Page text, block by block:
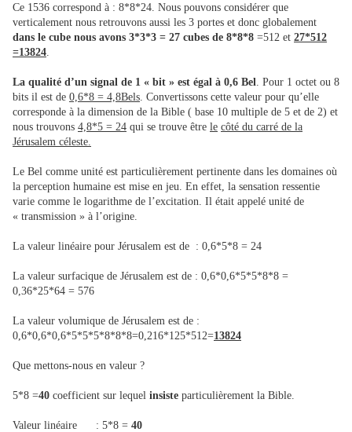
Ce 1536 correspond à : 8*8*24. Nous pouvons considérer que
verticalement nous retrouvons aussi les 3 portes et donc globalement
dans le cube nous avons 3*3*3 = 27 cubes de 8*8*8 =512 et 27*512
=13824
La qualité d’un signal de 1 « bit » est égal à 0,6 Bel . Pour 1 octet ou 8
bits il est de 0,6*8 = 4,8Bels . Convertissons cette valeur pour qu’elle
corresponde à la dimension de la Bible ( base 10 multiple de 5 et de 2) et
nous trouvons 4,8*5 = 24 qui se trouve être le côté du carré de la
Jérusalem céleste.
Le Bel comme unité est particulièrement pertinente dans les domaines où
la perception humaine est mise en jeu. En effet, la sensation ressentie
varie comme le logarithme de l’excitation. Il était appelé unité de
« transmission » à l’origine.
La valeur linéaire pour Jérusalem est de : 0,6*5*8 = 24
La valeur surfacique de Jérusalem est de : 0,6*0,6*5*5*8*8 =
0,36*25*64 = 576
La valeur volumique de Jérusalem est de :
0,6*0,6*0,6*5*5*5*8*8*8=0,216*125*512=13824
Que mettons-nous en valeur ?
5*8 =40 coefficient sur lequel insiste particulièrement la Bible.
Valeur linéaire : 5*8 = 40